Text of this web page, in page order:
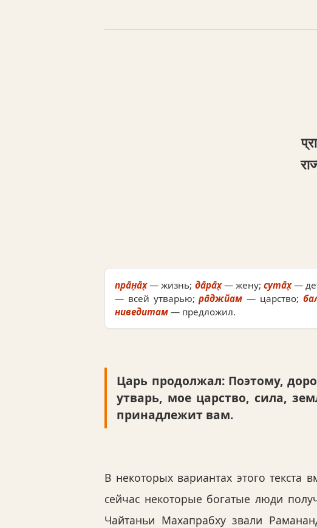
пра̄н̣а̄х̣— жизнь; да̄ра̄х̣— жену;сута̄х̣—
— всей утварью;ра̄джйам — царство;
ниведитам — предложил.
Царь продолжал: Поэтому,
утварь, мое царство, сила,
принадлежит вам.
В некоторых вариантах этого текста
сейчас некоторые богатые люди
Чайтаньи Махапрабху звали